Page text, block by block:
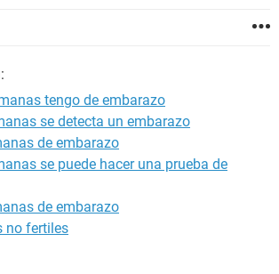
tengo de embarazo
se detecta un embarazo
de embarazo
se puede hacer una prueba de
de embarazo
no fertiles